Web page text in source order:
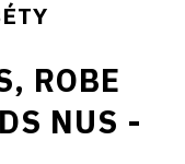
ROBE
NUS -